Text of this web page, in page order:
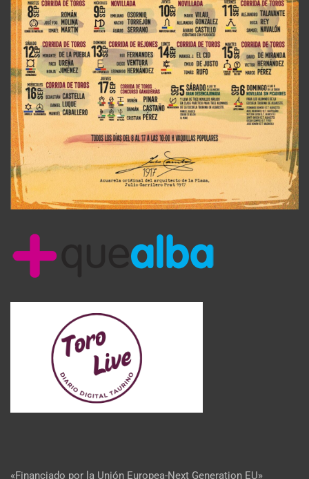
«Financiado por la Unión Europea-Next Generation EU»